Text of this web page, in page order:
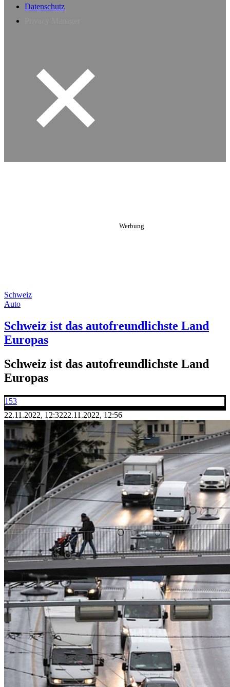
Datenschutz
Schweiz
Auto
Schweiz ist das autofreundlichste Land
Europas
Schweiz ist das autofreundlichste Land
Europas
153
22.11.2022, 12:3222.11.2022, 12:56